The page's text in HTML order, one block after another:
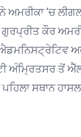
ਅਮਰੀਕਾ ‘ਚ
ਕੌਰ
ਅੰਮ੍ਰਿਤਸਰ ਤੋਂ
ਸਥਾਨ